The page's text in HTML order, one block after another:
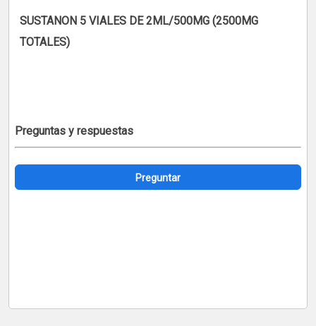
SUSTANON 5 VIALES DE 2ML/500MG (2500MG
TOTALES)
Preguntas y respuestas
Preguntar